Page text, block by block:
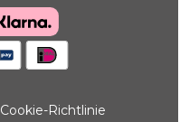
Cookie-Richtlinie